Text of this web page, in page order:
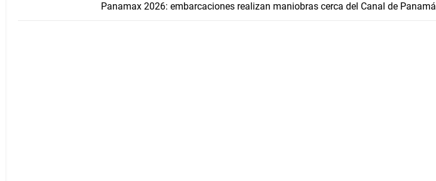
Panamax 2026: embarcaciones realizan maniobras cerca del Canal de Panamá